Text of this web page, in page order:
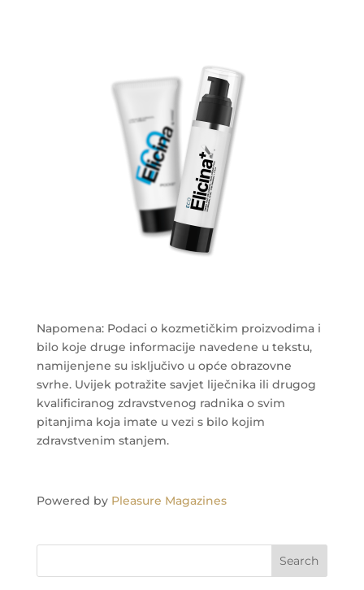
Napomena: Podaci o kozmetičkim proizvodima i
bilo koje druge informacije navedene u tekstu,
namijenjene su isključivo u opće obrazovne
svrhe. Uvijek potražite savjet liječnika ili drugog
kvalificiranog zdravstvenog radnika o svim
pitanjima koja imate u vezi s bilo kojim
zdravstvenim stanjem.
Powered by Pleasure Magazines